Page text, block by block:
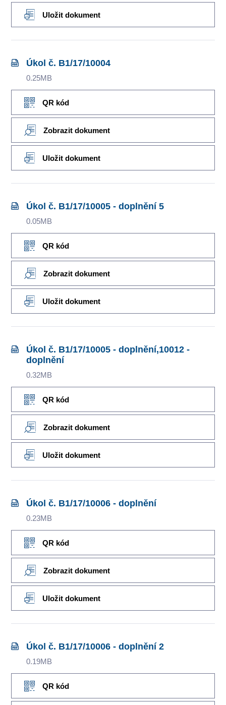
Uložit dokument
Úkol č. B1/17/10004
0.25MB
QR kód
Zobrazit dokument
Uložit dokument
Úkol č. B1/17/10005 - doplnění 5
0.05MB
QR kód
Zobrazit dokument
Uložit dokument
Úkol č. B1/17/10005 - doplnění,10012 -
doplnění
0.32MB
QR kód
Zobrazit dokument
Uložit dokument
Úkol č. B1/17/10006 - doplnění
0.23MB
QR kód
Zobrazit dokument
Uložit dokument
Úkol č. B1/17/10006 - doplnění 2
0.19MB
QR kód